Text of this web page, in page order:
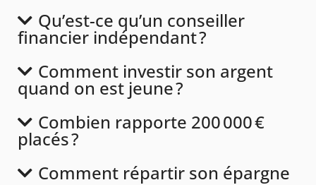
Qu’est-ce qu’un conseiller
financier indépendant ?
Comment investir son argent
quand on est jeune ?
Combien rapporte 200 000 €
placés ?
Comment répartir son épargne